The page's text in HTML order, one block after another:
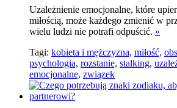
Uzależnienie emocjonalne, które
miłością, może każdego zmienić w
wielu ludzi nie potrafi odpuścić. »
Tagi: kobieta i mężczyzna, miłość,
psychologia, rozstanie, stalking,
emocjonalne, związek